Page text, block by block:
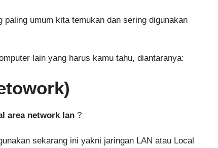
umum kita temukan dan sering digunakan
lain yang harus kamu tahu, diantaranya:
area network lan ?
sekarang ini yakni jaringan LAN atau Local